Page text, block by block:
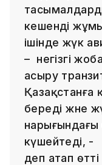
кешенді
ішінде жүк
– негізгі
асыру
Қазақстанға
береді және
нарығындағы
күшейтеді, -
деп атап